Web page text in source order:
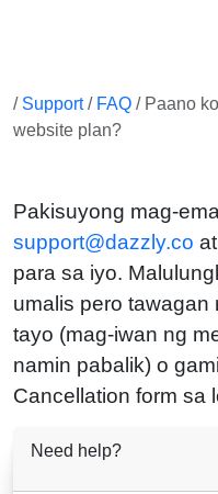
/ Support/ FAQ / Paano
website plan?
Pakisuyong mag-
support@dazzly.co
para sa iyo.
umalis pero tawagan
tayo (mag-iwan ng
namin pabalik) o
Cancellation form sa
Need help?